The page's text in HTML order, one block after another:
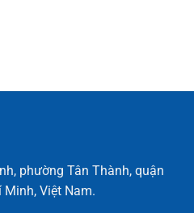
phường Tân Thành, quận
Minh, Việt Nam.